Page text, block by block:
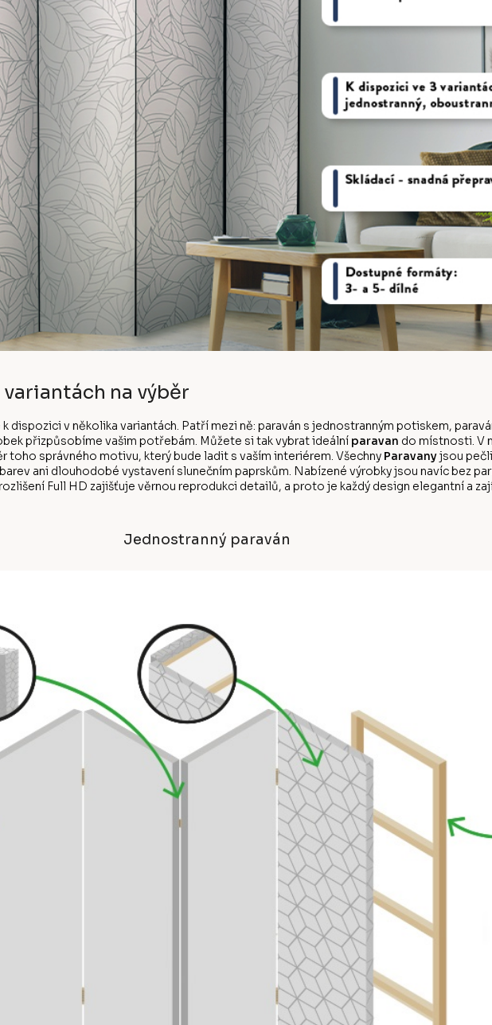
na výběr
k dispozici v několika variantách. Patří mezi ně: paraván s jednostranným potiskem,
přizpůsobíme vašim potřebám. Můžete si tak vybrat ideální paravan do místnosti. V
toho správného motivu, který bude ladit s vaším interiérem. Všechny Paravanyjsou
ani dlouhodobé vystavení slunečním paprskům. Nabízené výrobky jsou navíc bez
Full HD zajišťuje věrnou reprodukci detailů, a proto je každý design elegantní a
Jednostranný paraván